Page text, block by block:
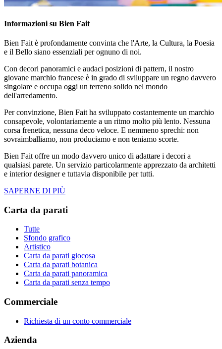
Informazioni su Bien Fait
Bien Fait è profondamente convinta che l'Arte, la Cultura, la Poesia
e il Bello siano essenziali per ognuno di noi.
Con decori panoramici e audaci posizioni di pattern, il nostro
giovane marchio francese è in grado di sviluppare un regno davvero
singolare e occupa oggi un terreno solido nel mondo
dell'arredamento.
Per convinzione, Bien Fait ha sviluppato costantemente un marchio
consapevole, volontariamente a un ritmo molto più lento. Nessuna
corsa frenetica, nessuna deco veloce. E nemmeno sprechi: non
sovraimballiamo, non produciamo e non teniamo scorte.
Bien Fait offre un modo davvero unico di adattare i decori a
qualsiasi parete. Un servizio particolarmente apprezzato da architetti
e interior designer e tuttavia disponibile per tutti.
SAPERNE DI PIÙ
Carta da parati
Tutte
Sfondo grafico
Artistico
Carta da parati giocosa
Carta da parati botanica
Carta da parati panoramica
Carta da parati senza tempo
Commerciale
Richiesta di un conto commerciale
Azienda